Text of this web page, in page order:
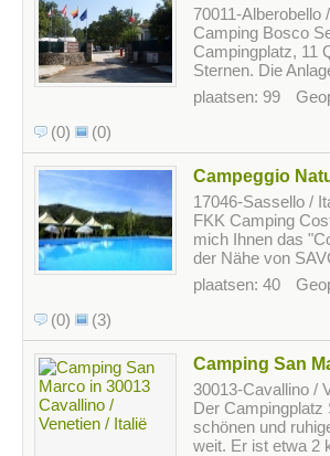
70011-Alberobello
Camping Bosco
Campingplatz, 11
Sternen. Die
plaatsen: 99
(0) (0)
Campeggio
17046-Sassello /
FKK Camping
mich Ihnen das
der Nähe von
plaatsen: 40
(0) (3)
Camping San
30013-Cavallino /
Der Campingplatz
schönen und
weit. Er ist etwa 2